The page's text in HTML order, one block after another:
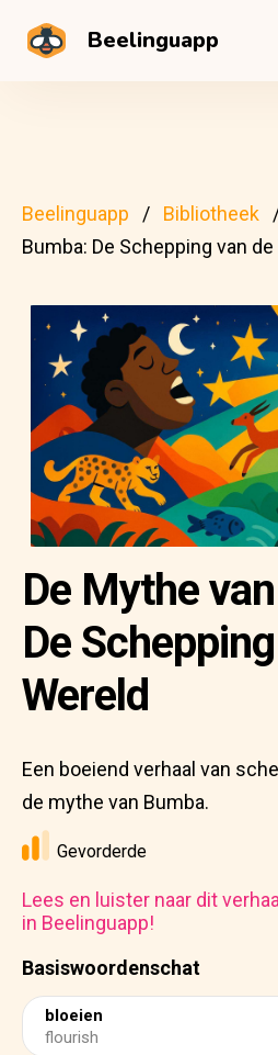
Beelinguapp
Beelinguapp Bibliotheek
Bumba: De Schepping van de
Basiswoordenschat
bloeien
flourish
De Mythe
De
Wereld
Een boeiend verhaal van
de mythe van Bumba.
Gevorderde
Lees en luister naar dit verhaal
in Beelinguapp!